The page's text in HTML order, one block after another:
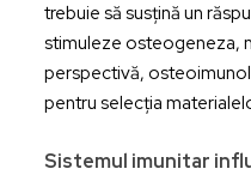
trebuie să susțină un
stimuleze osteogeneza,
perspectivă,
pentru selecția
Sistemul imunitar